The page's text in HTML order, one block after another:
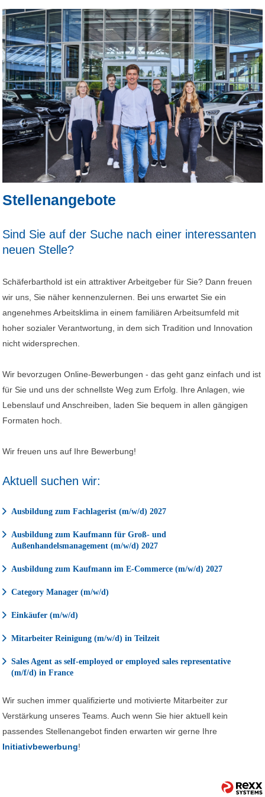
Stellenangebote
Sind Sie auf der Suche nach einer interessanten
neuen Stelle?
Schäferbarthold ist ein attraktiver Arbeitgeber für Sie? Dann freuen
wir uns, Sie näher kennenzulernen. Bei uns erwartet Sie ein
angenehmes Arbeitsklima in einem familiären Arbeitsumfeld mit
hoher sozialer Verantwortung, in dem sich Tradition und Innovation
nicht widersprechen.
Wir bevorzugen Online-Bewerbungen - das geht ganz einfach und ist
für Sie und uns der schnellste Weg zum Erfolg. Ihre Anlagen, wie
Lebenslauf und Anschreiben, laden Sie bequem in allen gängigen
Formaten hoch.
Wir freuen uns auf Ihre Bewerbung!
Aktuell suchen wir:
Ausbildung zum Fachlagerist (m/w/d) 2027
Ausbildung zum Kaufmann für Groß- und
Außenhandelsmanagement (m/w/d) 2027
Ausbildung zum Kaufmann im E-Commerce (m/w/d) 2027
Category Manager (m/w/d)
Einkäufer (m/w/d)
Mitarbeiter Reinigung (m/w/d) in Teilzeit
Sales Agent as self-employed or employed sales representative
(m/f/d) in France
Wir suchen immer qualifizierte und motivierte Mitarbeiter zur
Verstärkung unseres Teams. Auch wenn Sie hier aktuell kein
passendes Stellenangebot finden erwarten wir gerne Ihre
Initiativbewerbung!